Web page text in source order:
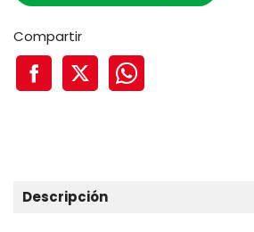
Compartir
Descripción